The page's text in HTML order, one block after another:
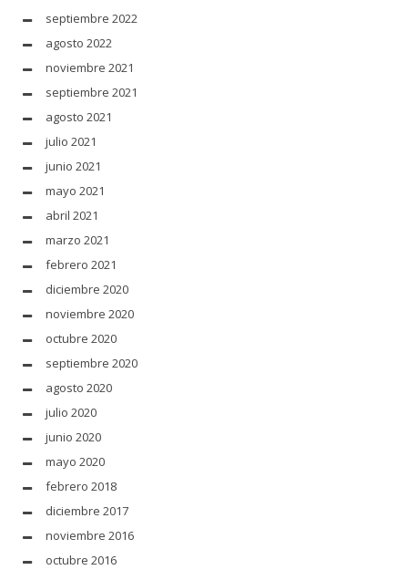
septiembre 2022
agosto 2022
noviembre 2021
septiembre 2021
agosto 2021
julio 2021
junio 2021
mayo 2021
abril 2021
marzo 2021
febrero 2021
diciembre 2020
noviembre 2020
octubre 2020
septiembre 2020
agosto 2020
julio 2020
junio 2020
mayo 2020
febrero 2018
diciembre 2017
noviembre 2016
octubre 2016